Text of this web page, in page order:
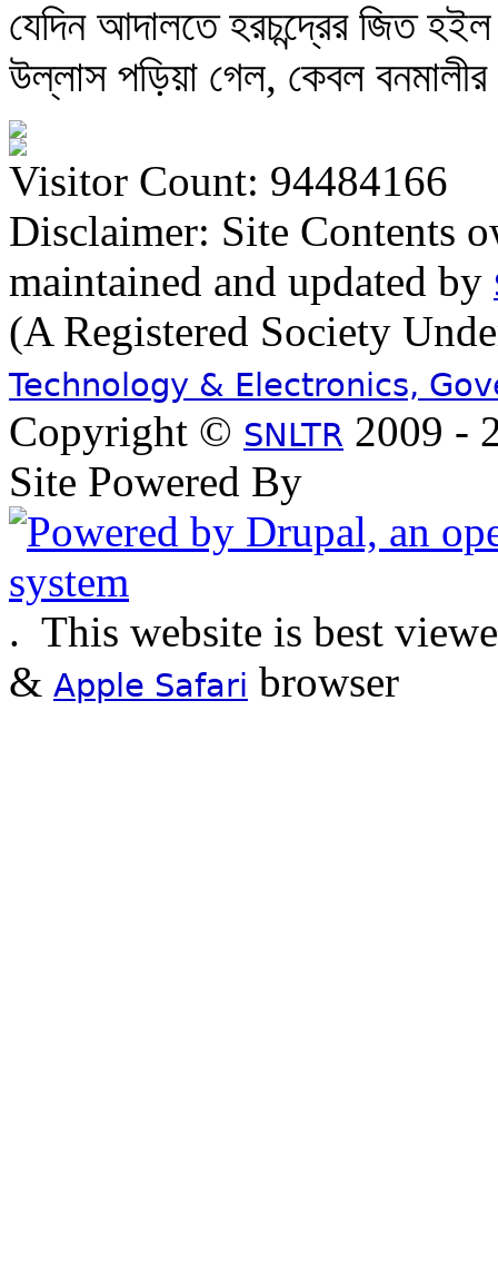
যেদিন আদালতে হরচন্দ্রের জিত
উল্লাস পড়িয়া গেল, কেবল বনমালীর
Visitor Count: 94484166
Disclaimer: Site Contents
maintained and updated by
(A Registered Society
Technology & Electronics,
Copyright © SNLTR 2009 -
Site Powered By
. This website is best
& Apple Safari browser